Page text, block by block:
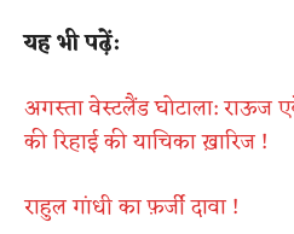
यह भी पढ़ें:
अगस्ता वेस्टलैंड घोटाला: राऊज
की रिहाई की याचिका ख़ारिज !
राहुल गांधी का फ़र्जी दावा !